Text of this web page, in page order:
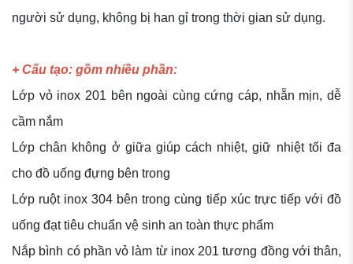
người sử dụng, không bị han gỉ trong thời gian sử dụng.
+ Cấu tạo: gồm nhiều phần:
Lớp vỏ inox 201 bên ngoài cùng cứng cáp, nhẵn mịn, dễ
cầm nắm
Lớp chân không ở giữa giúp cách nhiệt, giữ nhiệt tối đa
cho đồ uống đựng bên trong
Lớp ruột inox 304 bên trong cùng tiếp xúc trực tiếp với đồ
uống đạt tiêu chuẩn vệ sinh an toàn thực phẩm
Nắp bình có phần vỏ làm từ inox 201 tương đồng với thân,